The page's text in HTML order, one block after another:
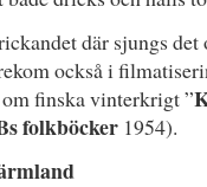
där sjungs
också i
finska vinterkrigt ”
folkböcker1954).